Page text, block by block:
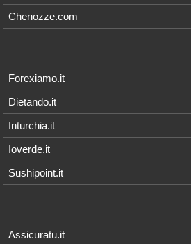
Chenozze.com
Forexiamo.it
Dietando.it
Inturchia.it
Ioverde.it
Sushipoint.it
Assicuratu.it